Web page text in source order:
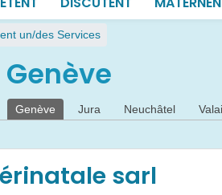
un/des Services
Genève Jura Neuchâtel
sarl